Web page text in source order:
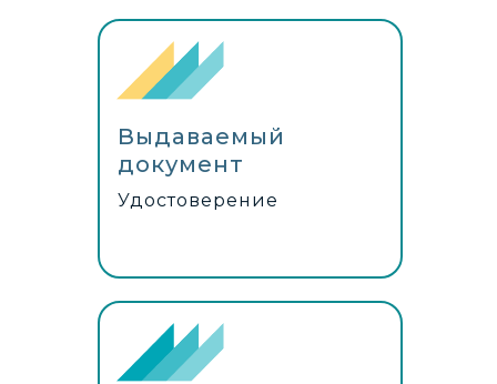
Удостоверение
Выдаваемый
документ